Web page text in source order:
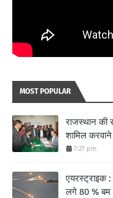
MOST POPULAR
राजस्थान की
शामिल
7:27 pm
एयरस्ट्राइक
लगे 80 % बम